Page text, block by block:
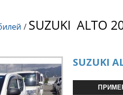
/ SUZUKI ALTO
SUZUKI